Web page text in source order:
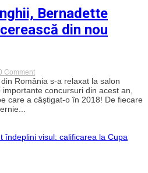
de
titan
în
cap!
Bernadette
din nou
Commenton
Cu
tricolorul
pe
unghii,
să
România s-a relaxat la salon
concursuri din acest an,
care a câștigat-o în 2018! De fiecare